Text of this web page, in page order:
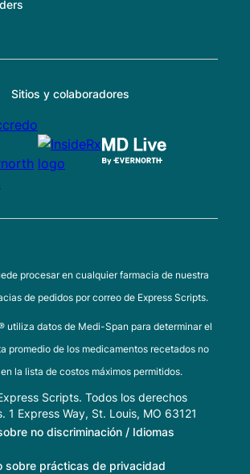
Sitios y colaboradores
procesar en cualquier farmacia de nuestra
de pedidos por correo de Express Scripts.
utiliza datos de Medi-Span para determinar el
promedio de los medicamentos recetados no
la lista de costos máximos permitidos.
Scripts. Todos los derechos
1 Express Way, St. Louis, MO 63121
no discriminación / Idiomas
sobre prácticas de privacidad